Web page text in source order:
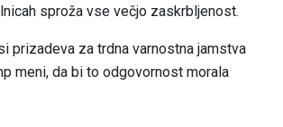
sproža vse večjo zaskrbljenost.
prizadeva za trdna varnostna jamstva
meni, da bi to odgovornost morala